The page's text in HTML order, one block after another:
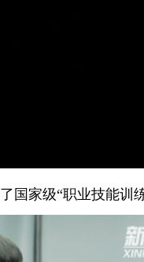
家级“职业技能训练